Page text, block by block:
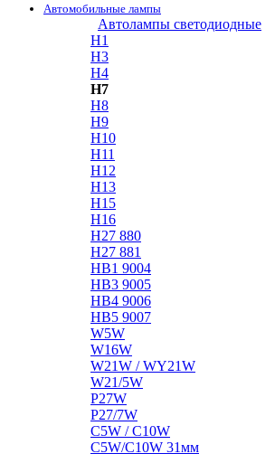
Автомобильные лампы
Автолампы светодиодные
H1
H3
H4
H7
H8
H9
H10
H11
H12
H13
H15
H16
H27 880
H27 881
HB1 9004
HB3 9005
HB4 9006
HB5 9007
W5W
W16W
W21W / WY21W
W21/5W
P27W
P27/7W
C5W / C10W
C5W/C10W 31мм